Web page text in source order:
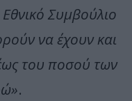
Συμβούλιο
να έχουν και
του ποσού των
.